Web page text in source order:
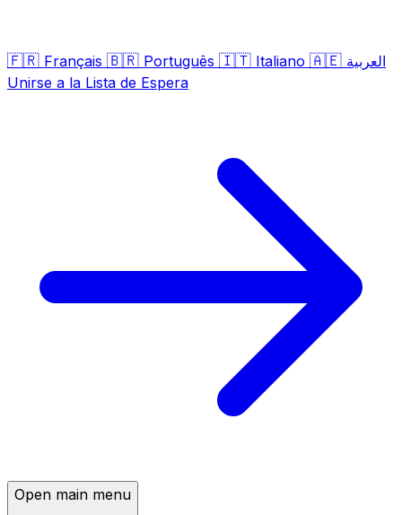
🇫🇷 Français 🇧🇷 Português 🇮🇹 Italiano 🇦🇪 العربية
Unirse a la Lista de Espera
Open main menu